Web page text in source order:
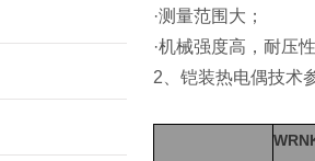
·测量范围大；
·机械强度高，耐压
2 、铠装热电偶技术